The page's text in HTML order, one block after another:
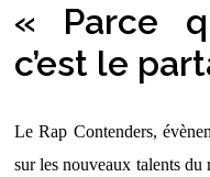
« Parce
c’est le
Le Rap Contenders,
sur les nouveaux talents du